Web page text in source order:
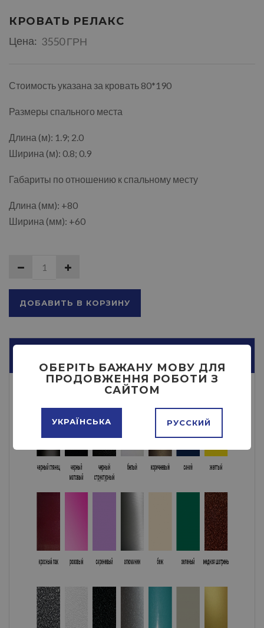
КРОВАТЬ РЕЛАКС
Цена: 3550 ГРН
Стоимость указана за кровать 80*190
Размеры спального места
Длина (м): 1.9; 2.0
Ширина (м): 0.8; 0.9
Габариты по отношению к спальному месту
Длина (мм): +80
Ширина (мм): +60
ДОБАВИТЬ В КОРЗИНУ
ОБЕРІТЬ БАЖАНУ МОВУ ДЛЯ
ПРОДОВЖЕННЯ РОБОТИ З
САЙТОМ
УКРАЇНСЬКА РУССКИЙ